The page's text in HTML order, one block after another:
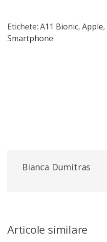
Etichete: A11 Bionic, Apple,
Smartphone
Bianca Dumitras
Articole similare